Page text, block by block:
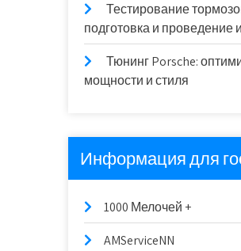
Тестирование
подготовка и проведение
Тюнинг Porsche:
мощности и стиля
Информация для
1000 Мелочей +
AMServiceNN